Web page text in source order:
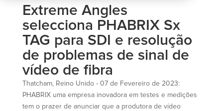
Extreme Angles
selecciona PHABRIX Sx
TAG para SDI e resolução
de problemas de sinal de
vídeo de fibra
Thatcham, Reino Unido - 07 de Fevereiro de 2023:
PHABRIX uma empresa inovadora em testes e medições
tem o prazer de anunciar que a produtora de vídeo